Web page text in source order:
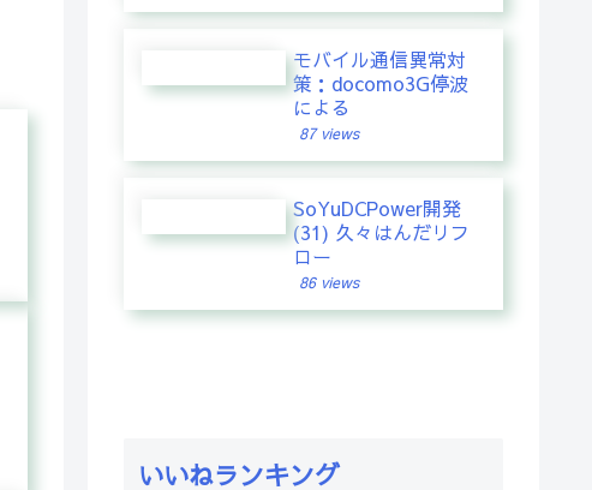
モバイル通信異常対
策：docomo3G停波
による
87 views
SoYuDCPower開発
(31) 久々はんだリフ
ロー
86 views
いいねランキング